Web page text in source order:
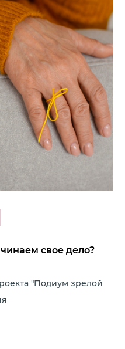
свое дело?
"Подиум зрелой